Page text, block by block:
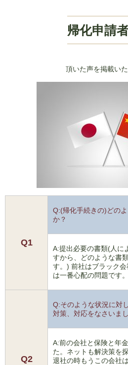
帰化申請
頂いた声を掲載いた
Q1
Q:(帰化手続きの)どの
か？
A:提出必要の書類(人に
すから、どのような書
す。) 前社はブラック
は一番心配の問題です。
Q2
Q:そのような状況に対
対策、対応をなさいま
A:前の会社と保険と年
た。ネットも解決策を
退社の時もうこの会社